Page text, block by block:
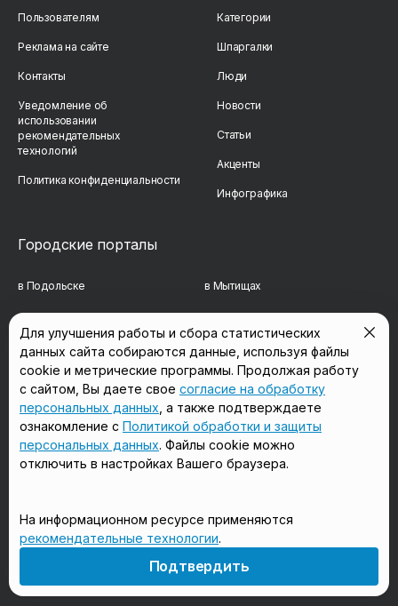
Пользователям
Реклама на сайте
Контакты
Уведомление об
использовании
рекомендательных
технологий
Политика конфиденциальности
Категории
Шпаргалки
Люди
Новости
Статьи
Акценты
Инфографика
Городские порталы
в Подольске в Мытищах
в Сергиевом Посаде в Люберцах
в Красногорске в Королёве
в Домодедово в Щёлково
18+
Мы в соцсетях
Для улучшения работы и сбора статистических
данных сайта собираются данные, используя файлы
cookie и метрические программы. Продолжая работу
с сайтом, Вы даете свое согласие на обработку
персональных данных , а также подтверждаете
ознакомление с Политикой обработки и защиты
персональных данных. Файлы cookie можно
отключить в настройках Вашего браузера.
На информационном ресурсе применяются
рекомендательные технологии.
Подтвердить